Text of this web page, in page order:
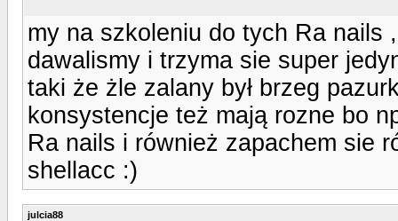
my na szkoleniu do tych Ra nails
dawalismy i trzyma sie super
taki że żle zalany był brzeg
konsystencje też mają rozne bo
Ra nails i również zapachem sie
shellacc :)
julcia88